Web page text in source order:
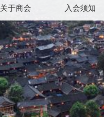
关于商会 入会须知